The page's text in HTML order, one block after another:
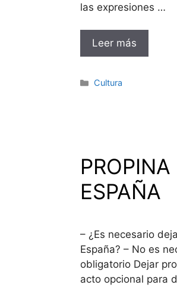
las expresiones …
Leer más
Categorías
Cultura
PROPINA
ESPAÑA
– ¿Es necesario
España? – No es
obligatorio Dejar
acto opcional para